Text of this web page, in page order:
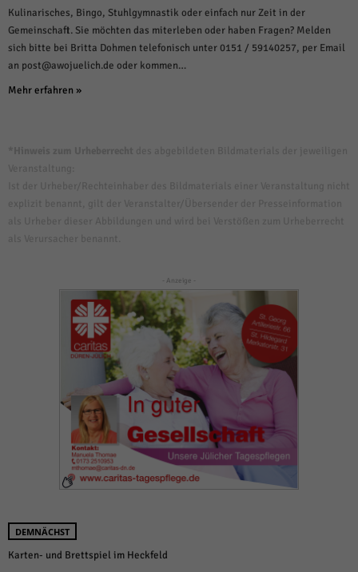
Kulinarisches, Bingo, Stuhlgymnastik oder einfach nur Zeit in der
Gemeinschaft. Sie möchten das miterleben oder haben Fragen? Melden
sich bitte bei Britta Dohmen telefonisch unter 0151 / 59140257, per Email
an post@awojuelich.de oder kommen…
Mehr erfahren »
- Anzeige -
DEMNÄCHST
Karten- und Brettspiel im Heckfeld